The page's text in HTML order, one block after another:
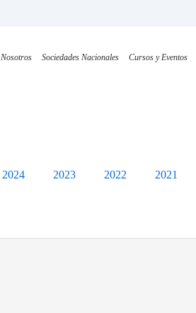
Nosotros Sociedades Nacionales Cursos y Eventos
2024 2023 2022 2021